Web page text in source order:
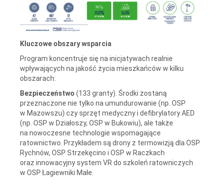
Kluczowe obszary wsparcia
Program koncentruje się na inicjatywach realnie
wpływających na jakość życia mieszkańców w kilku
obszarach:
Bezpieczeństwo (133 granty). Środki zostaną
przeznaczone nie tylko na umundurowanie (np. OSP
w Mazowszu) czy sprzęt medyczny i defibrylatory AED
(np. OSP w Działoszy, OSP w Bukowiu), ale także
na nowoczesne technologie wspomagające
ratownictwo. Przykładem są drony z termowizją dla OSP
Rychnów, OSP Strzekęcino i OSP w Raczkach
oraz innowacyjny system VR do szkoleń ratowniczych
w OSP Łagiewniki Małe.